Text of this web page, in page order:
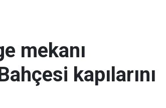
mekanı
kapılarını